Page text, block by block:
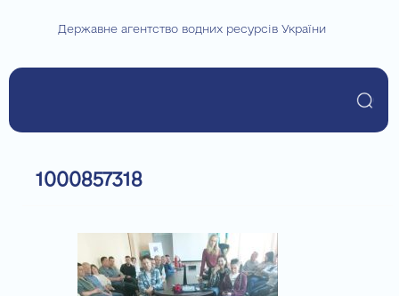
Державне агентство водних ресурсів України
1000857318